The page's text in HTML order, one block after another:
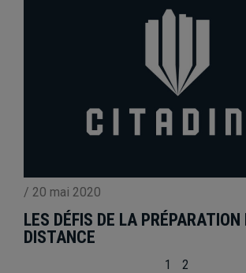
/ 20 mai 2020
LES DÉFIS DE LA
DISTANCE
1 2